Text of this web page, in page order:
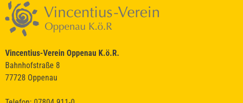
Vincentius-Verein Oppenau K.ö.R.
Bahnhofstraße 8
77728 Oppenau